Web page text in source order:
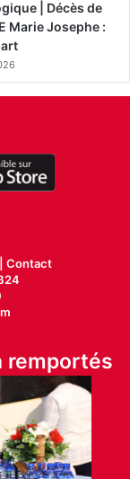
| Décès de
Marie Josephe :
Contact
remportés